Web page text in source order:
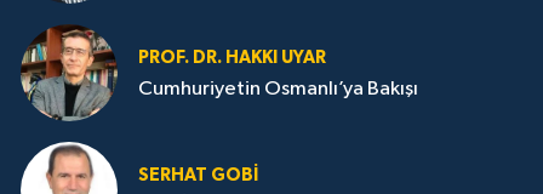
PROF. DR. HAKKI UYAR
Cumhuriyetin Osmanlı’ya Bakışı
SERHAT GOBİ